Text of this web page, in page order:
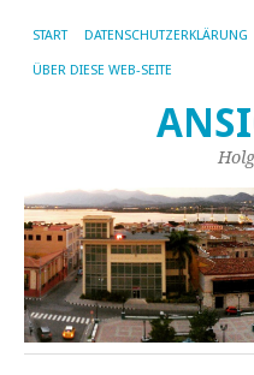
START DATENSCHUTZERKLÄRUNG
ÜBER DIESE WEB-SEITE